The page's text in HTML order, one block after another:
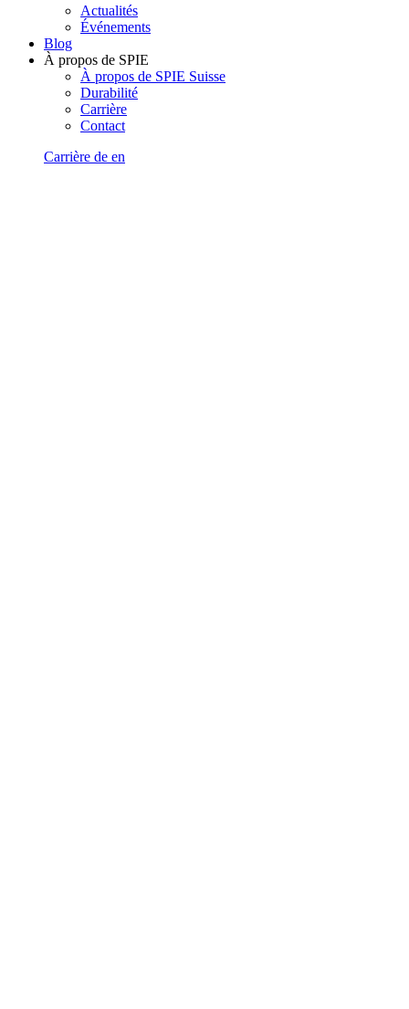
Actualités
Événements
Blog
À propos de SPIE
À propos de SPIE Suisse
Durabilité
Carrière
Contact
Carrière de en